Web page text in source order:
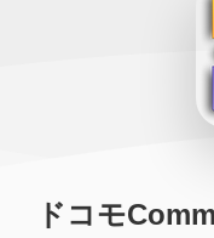
ガイド ニュース
ドコモ